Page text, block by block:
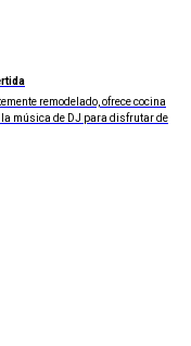
remodelado, ofrece cocina
música de DJ para disfrutar de